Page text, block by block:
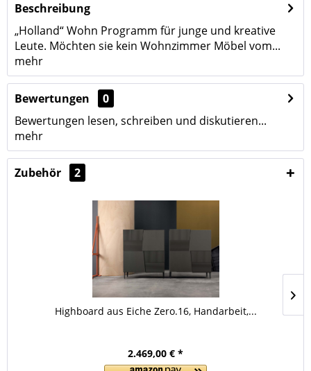
Beschreibung
„Holland“ Wohn Programm für junge und kreative
Leute. Möchten sie kein Wohnzimmer Möbel vom...
mehr
Bewertungen
0
Bewertungen lesen, schreiben und diskutieren...
mehr
Zubehör 2
Highboard aus Eiche Zero.16, Handarbeit,...
2.469,00 € *